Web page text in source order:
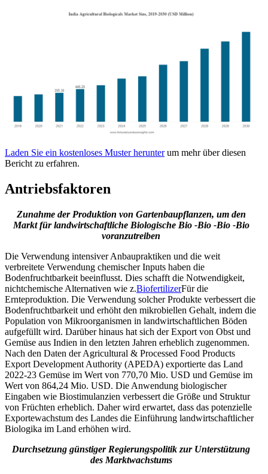
Laden Sie ein kostenloses Muster herunterum mehr über diesen
Bericht zu erfahren.
Antriebsfaktoren
Zunahme der Produktion von Gartenbaupflanzen, um den
Markt für landwirtschaftliche Biologische Bio -Bio -Bio -Bio
voranzutreiben
Die Verwendung intensiver Anbaupraktiken und die weit
verbreitete Verwendung chemischer Inputs haben die
Bodenfruchtbarkeit beeinflusst. Dies schafft die Notwendigkeit,
nichtchemische Alternativen wie z.BiofertilizerFür die
Ernteproduktion. Die Verwendung solcher Produkte verbessert die
Bodenfruchtbarkeit und erhöht den mikrobiellen Gehalt, indem die
Population von Mikroorganismen in landwirtschaftlichen Böden
aufgefüllt wird. Darüber hinaus hat sich der Export von Obst und
Gemüse aus Indien in den letzten Jahren erheblich zugenommen.
Nach den Daten der Agricultural & Processed Food Products
Export Development Authority (APEDA) exportierte das Land
2022-23 Gemüse im Wert von 770,70 Mio. USD und Gemüse im
Wert von 864,24 Mio. USD. Die Anwendung biologischer
Eingaben wie Biostimulanzien verbessert die Größe und Struktur
von Früchten erheblich. Daher wird erwartet, dass das potenzielle
Exportewachstum des Landes die Einführung landwirtschaftlicher
Biologika im Land erhöhen wird.
Durchsetzung günstiger Regierungspolitik zur Unterstützung
des Marktwachstums